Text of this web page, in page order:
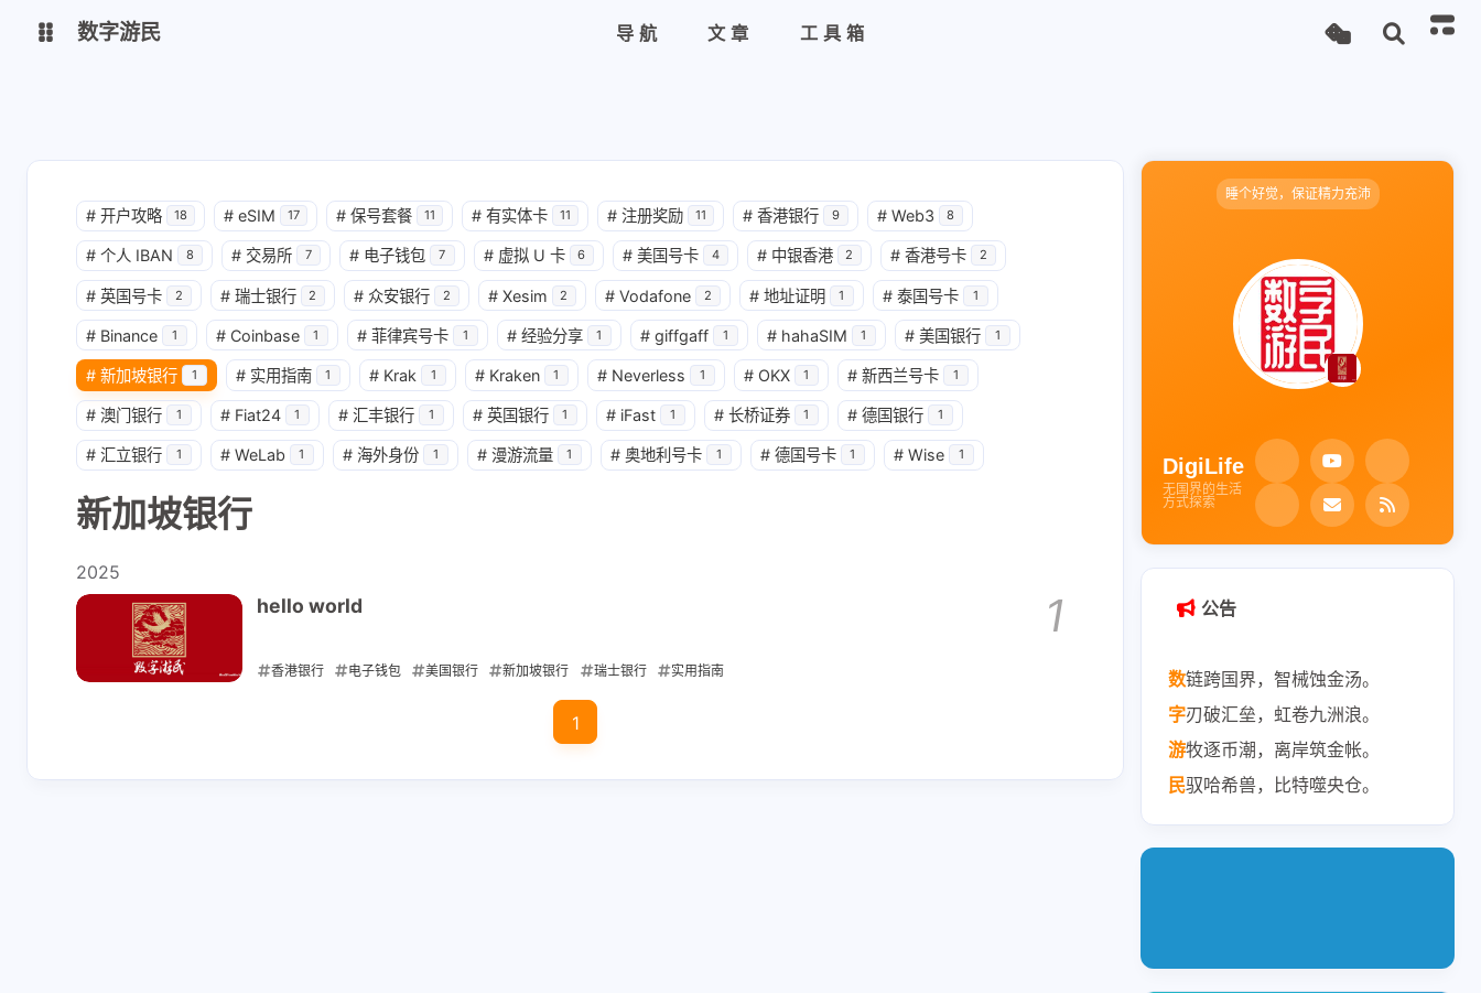
数字游民 导航 文章 工具箱
# 开户攻略 18 # eSIM 17 # 保号套餐 11 # 有实体卡 11 # 注册奖励 11 # 香港银行 9 # Web3 8
# 个人 IBAN 8 # 交易所 7 # 电子钱包 7 # 虚拟 U 卡 6 # 美国号卡 4 # 中银香港 2 # 香港号卡 2
# 英国号卡 2 # 瑞士银行 2 # 众安银行 2 # Xesim 2 # Vodafone 2 # 地址证明 1 # 泰国号卡 1
# Binance 1 # Coinbase 1 # 菲律宾号卡 1 # 经验分享 1 # giffgaff 1 # hahaSIM 1 # 美国银行 1
# 新加坡银行 1 # 实用指南 1 # Krak 1 # Kraken 1 # Neverless 1 # OKX 1 # 新西兰号卡 1
# 澳门银行 1 # Fiat24 1 # 汇丰银行 1 # 英国银行 1 # iFast 1 # 长桥证券 1 # 德国银行 1
# 汇立银行 1 # WeLab 1 # 海外身份 1 # 漫游流量 1 # 奥地利号卡 1 # 德国号卡 1 # Wise 1
新加坡银行
2025
hello world 1
香港银行 电子钱包 美国银行 新加坡银行 瑞士银行 实用指南
1
睡个好觉，保证精力充沛
DigiLife
无国界的生活
方式探索
公告
数链跨国界，智械蚀金汤。
字刃破汇垒，虹卷九洲浪。
游牧逐币潮，离岸筑金帐。
民驭哈希兽，比特噬央仓。
关闭快捷键功能
打开 / 关闭中控台
shift M 播放 / 暂停音乐
shift D 深色 / 浅色显示模式
shift S 站内搜索
shift R 随机访问
shift H 返回首页
shift F 友链鱼塘
shift L 友链页面
shift P 关于本站